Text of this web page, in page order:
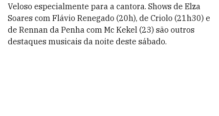
Veloso especialmente para a cantora. Shows de Elza
Soares com Flávio Renegado (20h), de Criolo (21h30) e
de Rennan da Penha com Mc Kekel (23) são outros
destaques musicais da noite deste sábado.